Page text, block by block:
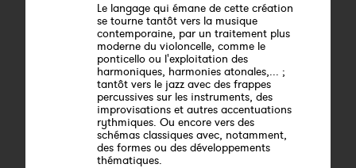
Le langage qui émane de cette création
se tourne tantôt vers la musique
contemporaine, par un traitement plus
moderne du violoncelle, comme le
ponticello ou l'exploitation des
harmoniques, harmonies atonales,... ;
tantôt vers le jazz avec des frappes
percussives sur les instruments, des
improvisations et autres accentuations
rythmiques. Ou encore vers des
schémas classiques avec, notamment,
des formes ou des développements
thématiques.